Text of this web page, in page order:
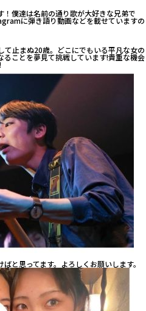
僕達は名前の通り歌が大好きな兄弟で
に弾き語り動画などを載せていますの
て止まぬ20歳。どこにでもいる平凡な女の
ることを夢見て挑戦しています!貴重な機会
と思ってます。よろしくお願いします。